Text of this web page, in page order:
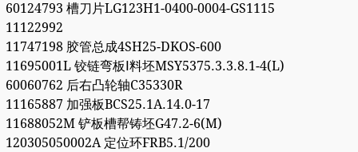
60124793 槽刀片LG123H1-0400-0004-GS1115
11122992
11747198 胶管总成4SH25-DKOS-600
11695001L 铰链弯板Ⅰ料坯MSY5375.3.3.8.1-4(L)
60060762 后右凸轮轴C35330R
11165887 加强板BCS25.1A.14.0-17
11688052M 铲板槽帮铸坯G47.2-6(M)
120305050002A 定位环FRB5.1/200